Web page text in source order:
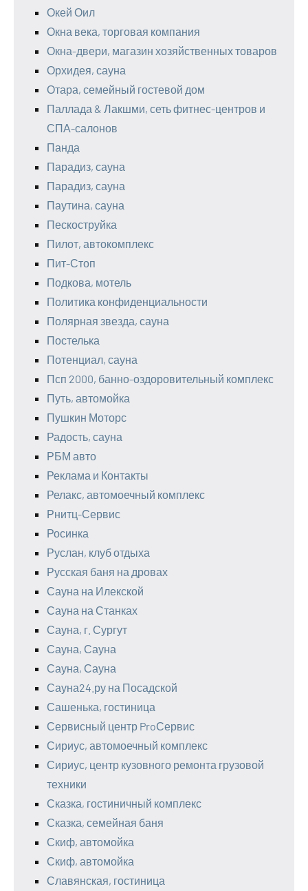
Окей Оил
Окна века, торговая компания
Окна-двери, магазин хозяйственных товаров
Орхидея, сауна
Отара, семейный гостевой дом
Паллада & Лакшми, сеть фитнес-центров и
СПА-салонов
Панда
Парадиз, сауна
Парадиз, сауна
Паутина, сауна
Пескоструйка
Пилот, автокомплекс
Пит-Стоп
Подкова, мотель
Политика конфиденциальности
Полярная звезда, сауна
Постелька
Потенциал, сауна
Псп 2000, банно-оздоровительный комплекс
Путь, автомойка
Пушкин Моторс
Радость, сауна
РБМ авто
Реклама и Контакты
Релакс, автомоечный комплекс
Рнитц-Сервис
Росинка
Руслан, клуб отдыха
Русская баня на дровах
Сауна на Илекской
Сауна на Станках
Сауна, г. Сургут
Сауна, Сауна
Сауна, Сауна
Сауна24.ру на Посадской
Сашенька, гостиница
Сервисный центр ProСервис
Сириус, автомоечный комплекс
Сириус, центр кузовного ремонта грузовой
техники
Сказка, гостиничный комплекс
Сказка, семейная баня
Скиф, автомойка
Скиф, автомойка
Славянская, гостиница